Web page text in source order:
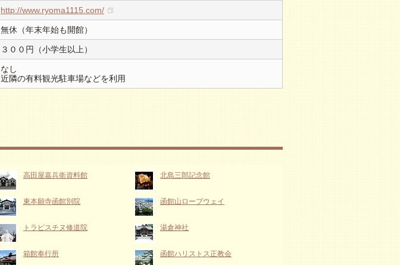
http://www.ryoma1115.com/
無休（年末年始も開館）
３００円（小学生以上）
なし
近隣の有料観光駐車場などを利用
高田屋嘉兵衛資料館 北島三郎記念館
東本願寺函館別院 函館山ロープウェイ
トラピスチヌ修道院 湯倉神社
箱館奉行所 函館ハリストス正教会